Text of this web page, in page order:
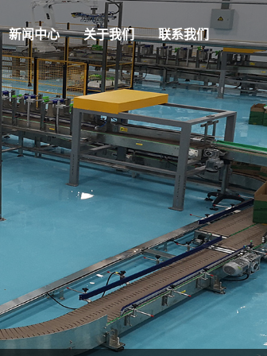
新闻中心 关于我们 联系我们